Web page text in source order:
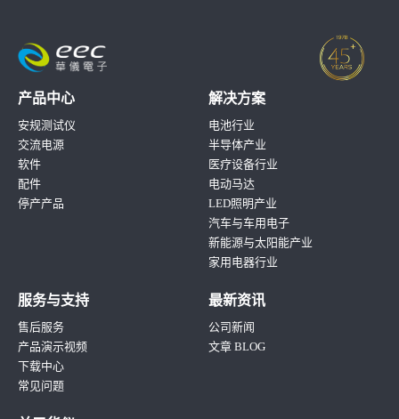
产品中心
安规测试仪
交流电源
软件
配件
停产产品
解决方案
电池行业
半导体产业
医疗设备行业
电动马达
LED照明产业
汽车与车用电子
新能源与太阳能产业
家用电器行业
服务与支持
售后服务
产品演示视频
下载中心
常见问题
最新资讯
公司新闻
文章 BLOG